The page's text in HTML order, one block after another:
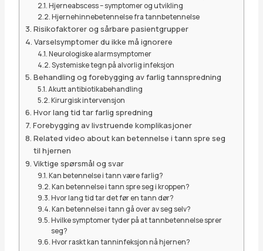
Hjerneabscess – symptomer og utvikling
Hjernehinnebetennelse fra tannbetennelse
Risikofaktorer og sårbare pasientgrupper
Varselsymptomer du ikke må ignorere
Neurologiske alarmsymptomer
Systemiske tegn på alvorlig infeksjon
Behandling og forebygging av farlig tannspredning
Akutt antibiotikabehandling
Kirurgisk intervensjon
Hvor lang tid tar farlig spredning
Forebygging av livstruende komplikasjoner
Related video about kan betennelse i tann spre seg
til hjernen
Viktige spørsmål og svar
Kan betennelse i tann være farlig?
Kan betennelse i tann spre seg i kroppen?
Hvor lang tid tar det før en tann dør?
Kan betennelse i tann gå over av seg selv?
Hvilke symptomer tyder på at tannbetennelse sprer
seg?
Hvor raskt kan tanninfeksjon nå hjernen?